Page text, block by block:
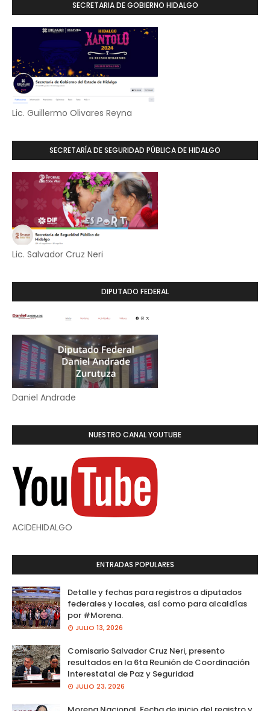
SECRETARIA DE GOBIERNO HIDALGO
Lic. Guillermo Olivares Reyna
SECRETARÍA DE SEGURIDAD PÚBLICA DE HIDALGO
Lic. Salvador Cruz Neri
DIPUTADO FEDERAL
Daniel Andrade
NUESTRO CANAL YOUTUBE
ACIDEHIDALGO
ENTRADAS POPULARES
Detalle y fechas para registros a diputados
federales y locales, así como para alcaldías
por #Morena.
JULIO 13, 2026
Comisario Salvador Cruz Neri, presento
resultados en la 6ta Reunión de Coordinación
Interestatal de Paz y Seguridad
JULIO 23, 2026